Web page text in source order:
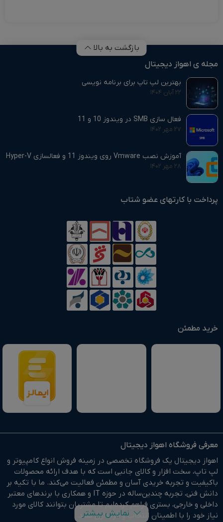
بازگشت به بالا
مجله ی اهواز دیجیتال
بهترین لپ تاپ برای برنامه نویسی
۲۲ آبان ۱۴۰۴
فعال سازی SMB در ویندوز 10 و 11
۲۷ مهر ۱۴۰۲
آموزش نصب Vmware روی ویندوز 11 و فعالسازی Hyper-V
۲۸ مهر ۱۴۰۲
پرداخت با کارتهای عضو شتاب
خرید مطمئن
معرفی فروشگاه اهواز دیجیتال
اهواز دیجیتال یک فروشگاه تخصصی در زمینه فروش انواع کامپیوتر و
لپ تاپ، سخت افزار و کالای جانبی است که با هدف ارائه محصولات
باکیفیت و تجربه خریدی آسان و مطمئن فعالیت می‌کند. ما با تکیه بر
دانش فنی، تجربه چندین‌ساله در حوزه IT و همکاری با برندهای معتبر
داخلی و خارجی، بستری فراهم کرده‌ایم تا مشتریان بتوانند کالای مورد
نیاز خود را با اطمینان انتخاب و خریداری کنند.
نمایش بیشتر